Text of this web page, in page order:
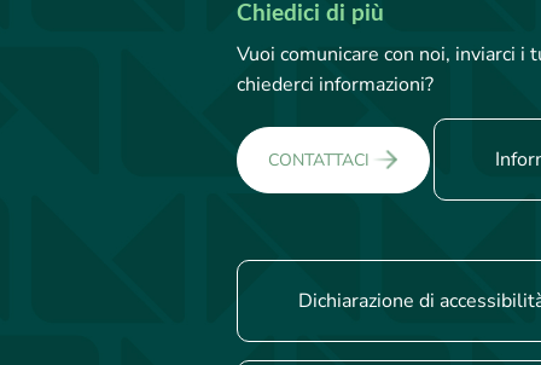
Chiedici di più
Vuoi comunicare con noi, inviarci
chiederci informazioni?
CONTATTACI
Dichiarazione di